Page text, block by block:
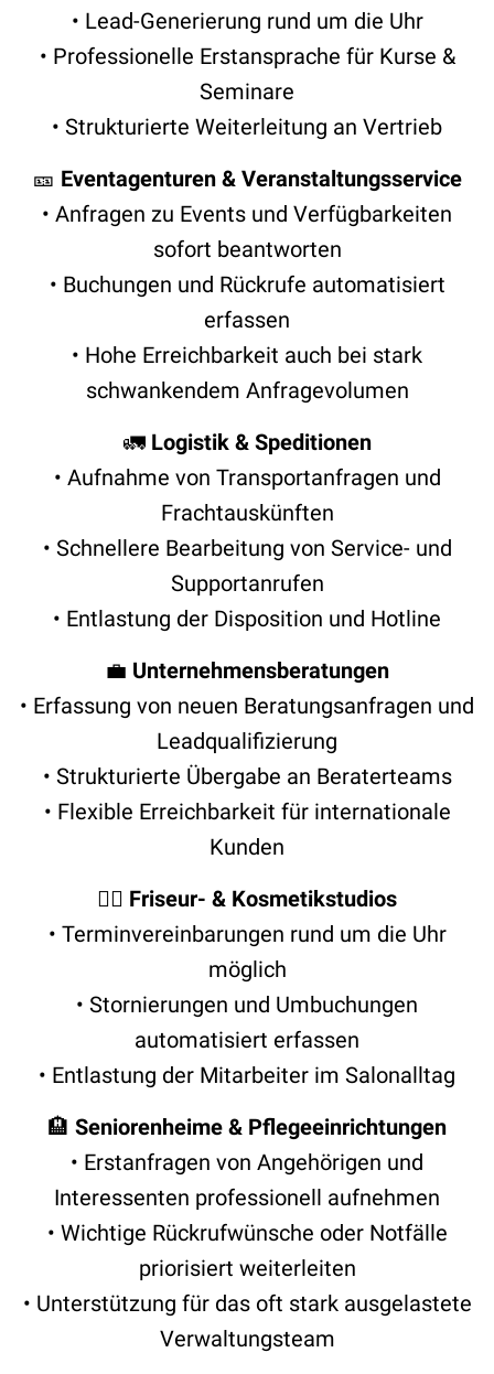
• Lead-Generierung rund um die Uhr
• Professionelle Erstansprache für Kurse &
Seminare
• Strukturierte Weiterleitung an Vertrieb
🎫 Eventagenturen & Veranstaltungsservice
• Anfragen zu Events und Verfügbarkeiten
sofort beantworten
• Buchungen und Rückrufe automatisiert
erfassen
• Hohe Erreichbarkeit auch bei stark
schwankendem Anfragevolumen
🚛 Logistik & Speditionen
• Aufnahme von Transportanfragen und
Frachtauskünften
• Schnellere Bearbeitung von Service- und
Supportanrufen
• Entlastung der Disposition und Hotline
💼 Unternehmensberatungen
• Erfassung von neuen Beratungsanfragen und
Leadqualifizierung
• Strukturierte Übergabe an Beraterteams
• Flexible Erreichbarkeit für internationale
Kunden
💇‍♀️ Friseur- & Kosmetikstudios
• Terminvereinbarungen rund um die Uhr
möglich
• Stornierungen und Umbuchungen
automatisiert erfassen
• Entlastung der Mitarbeiter im Salonalltag
🏨 Seniorenheime & Pflegeeinrichtungen
• Erstanfragen von Angehörigen und
Interessenten professionell aufnehmen
• Wichtige Rückrufwünsche oder Notfälle
priorisiert weiterleiten
• Unterstützung für das oft stark ausgelastete
Verwaltungsteam